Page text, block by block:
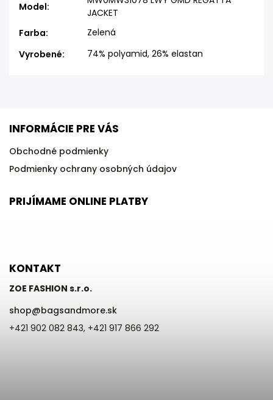
Model:
JACKET
Farba:
Zelená
Vyrobené: 74% polyamid, 26% elastan
INFORMÁCIE PRE VÁS
Obchodné podmienky
Podmienky ochrany osobných údajov
PRIJÍMAME ONLINE PLATBY
KONTAKT
ZOE FASHION s.r.o.
shop@bagsandmore.sk
+421 902 082 843, +421 917 866 292